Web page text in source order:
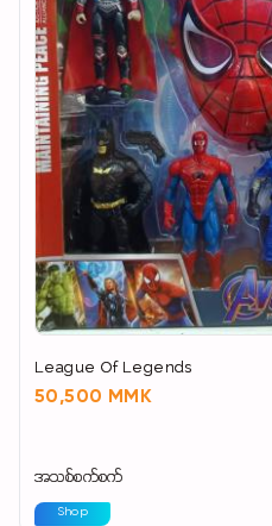
League Of Legends
50,500 MMK
အသစ်စက်စက်
Shop